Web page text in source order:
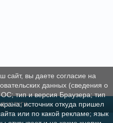
УСЛУГИ
сайт, вы даете согласие на
данных (сведения о
тип и версия Браузера; тип
источник откуда пришел
или по какой рекламе; язык